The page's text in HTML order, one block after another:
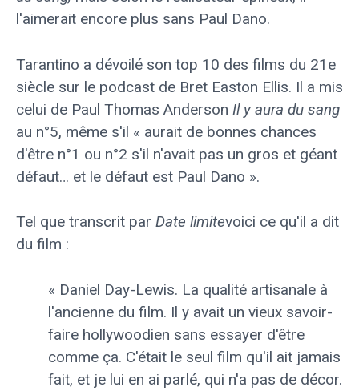
l'aimerait encore plus sans Paul Dano.
Tarantino a dévoilé son top 10 des films du 21e
siècle sur le podcast de Bret Easton Ellis. Il a mis
celui de Paul Thomas Anderson Il y aura du sang
au n°5, même s'il « aurait de bonnes chances
d'être n°1 ou n°2 s'il n'avait pas un gros et géant
défaut… et le défaut est Paul Dano ».
Tel que transcrit par Date limitevoici ce qu'il a dit
du film :
« Daniel Day-Lewis. La qualité artisanale à
l'ancienne du film. Il y avait un vieux savoir-
faire hollywoodien sans essayer d'être
comme ça. C'était le seul film qu'il ait jamais
fait, et je lui en ai parlé, qui n'a pas de décor.